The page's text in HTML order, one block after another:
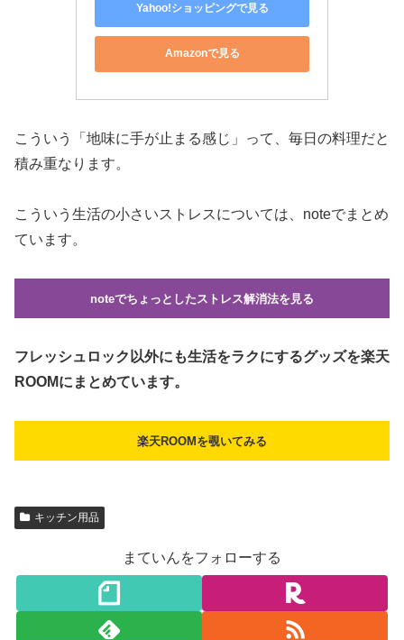
Yahoo!ショッピングで見る
Amazonで見る
こういう「地味に手が止まる感じ」って、毎日の料理だと
積み重なります。
こういう生活の小さいストレスについては、noteでまとめ
ています。
noteでちょっとしたストレス解消法を見る
フレッシュロック以外にも生活をラクにするグッズを楽天
ROOMにまとめています。
楽天ROOMを覗いてみる
キッチン用品
まていんをフォローする